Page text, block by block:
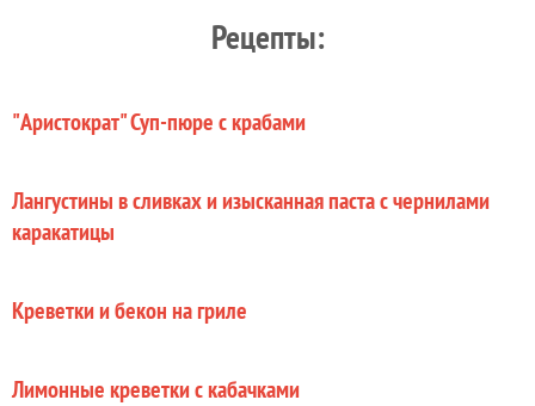
Рецепты:
"Аристократ" Суп-пюре с крабами
Лангустины в сливках и изысканная паста с чернилами
каракатицы
Креветки и бекон на гриле
Лимонные креветки с кабачками